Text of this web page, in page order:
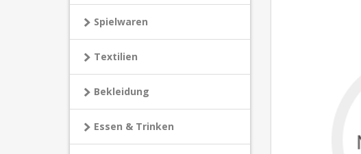
Spielwaren
Textilien
Bekleidung
Essen & Trinken